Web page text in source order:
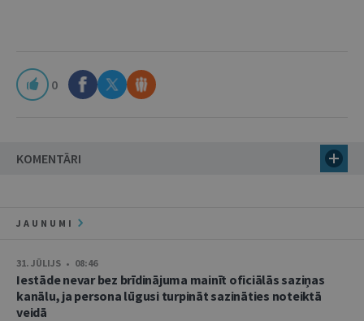
0
KOMENTĀRI
JAUNUMI
31. JŪLIJS • 08:46
Iestāde nevar bez brīdinājuma mainīt oficiālās saziņas
kanālu, ja persona lūgusi turpināt sazināties noteiktā
veidā